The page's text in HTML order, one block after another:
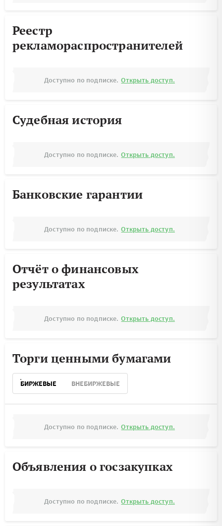
Реестр
рекламораспространителей
Доступно по подписке. Открыть доступ.
Судебная история
Доступно по подписке. Открыть доступ.
Банковские гарантии
Доступно по подписке. Открыть доступ.
Отчёт о финансовых
результатах
Доступно по подписке. Открыть доступ.
Торги ценными бумагами
БИРЖЕВЫЕ ВНЕБИРЖЕВЫЕ
Доступно по подписке. Открыть доступ.
Объявления о госзакупках
Доступно по подписке. Открыть доступ.